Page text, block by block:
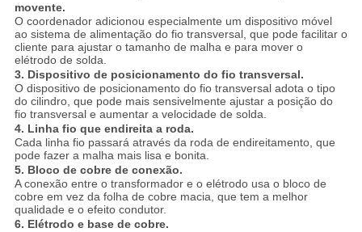
movente.
O coordenador adicionou especialmente um dispositivo móvel
ao sistema de alimentação do fio transversal, que pode facilitar o
cliente para ajustar o tamanho de malha e para mover o
elétrodo de solda.
3. Dispositivo de posicionamento do fio transversal.
O dispositivo de posicionamento do fio transversal adota o tipo
do cilindro, que pode mais sensivelmente ajustar a posição do
fio transversal e aumentar a velocidade de solda.
4. Linha fio que endireita a roda.
Cada linha fio passará através da roda de endireitamento, que
pode fazer a malha mais lisa e bonita.
5. Bloco de cobre de conexão.
A conexão entre o transformador e o elétrodo usa o bloco de
cobre em vez da folha de cobre macia, que tem a melhor
qualidade e o efeito condutor.
6. Elétrodo e base de cobre.